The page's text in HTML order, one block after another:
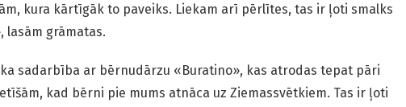
kura kārtīgāk to paveiks. Liekam arī pērlītes, tas ir ļoti smalks
lasām grāmatas.
sadarbība ar bērnudārzu «Buratino», kas atrodas tepat pāri
kad bērni pie mums atnāca uz Ziemassvētkiem. Tas ir ļoti